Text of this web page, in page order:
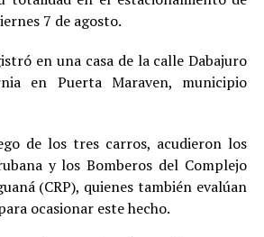
7 de agosto.
en una casa de la calle Dabajuro
en Puerta Maraven, municipio
de los tres carros, acudieron los
y los Bomberos del Complejo
(CRP), quienes también evalúan
ocasionar este hecho.